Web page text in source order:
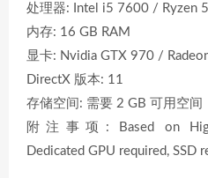
处理器: Intel i5 7600 / Ryzen
内存: 16 GB RAM
显卡: Nvidia GTX 970 /
DirectX 版本: 11
存储空间: 需要 2 GB 可用空间
附注事项: Based on
Dedicated GPU required, SSD